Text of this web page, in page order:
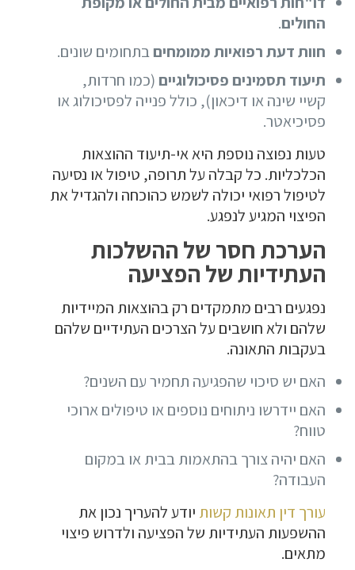
החולים.
חוות דעת רפואיות ממומחיםבתחומים שונים.
תיעוד תסמינים פסיכולוגיים (כמו חרדות,
קשיי שינה או דיכאון), כולל פנייה לפסיכולוג או
פסיכיאטר.
טעות נפוצה נוספת היא אי-תיעוד ההוצאות
הכלכליות. כל קבלה על תרופה, טיפול או נסיעה
לטיפול רפואי יכולה לשמש כהוכחה ולהגדיל את
הפיצוי המגיע לנפגע.
הערכת חסר של ההשלכות
העתידיות של הפציעה
נפגעים רבים מתמקדים רק בהוצאות המיידיות
שלהם ולא חושבים על הצרכים העתידיים שלהם
בעקבות התאונה.
האם יש סיכוי שהפגיעה תחמיר עם השנים?
האם יידרשו ניתוחים נוספים או טיפולים ארוכי
טווח?
האם יהיה צורך בהתאמות בבית או במקום
העבודה?
עורך דין תאונות קשות יודע להעריך נכון את
ההשפעות העתידיות של הפציעה ולדרוש פיצוי
מתאים.